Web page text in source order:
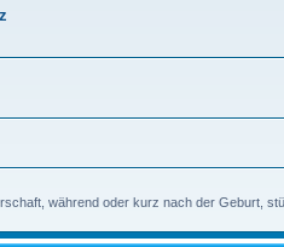
während oder kurz nach der Geburt,